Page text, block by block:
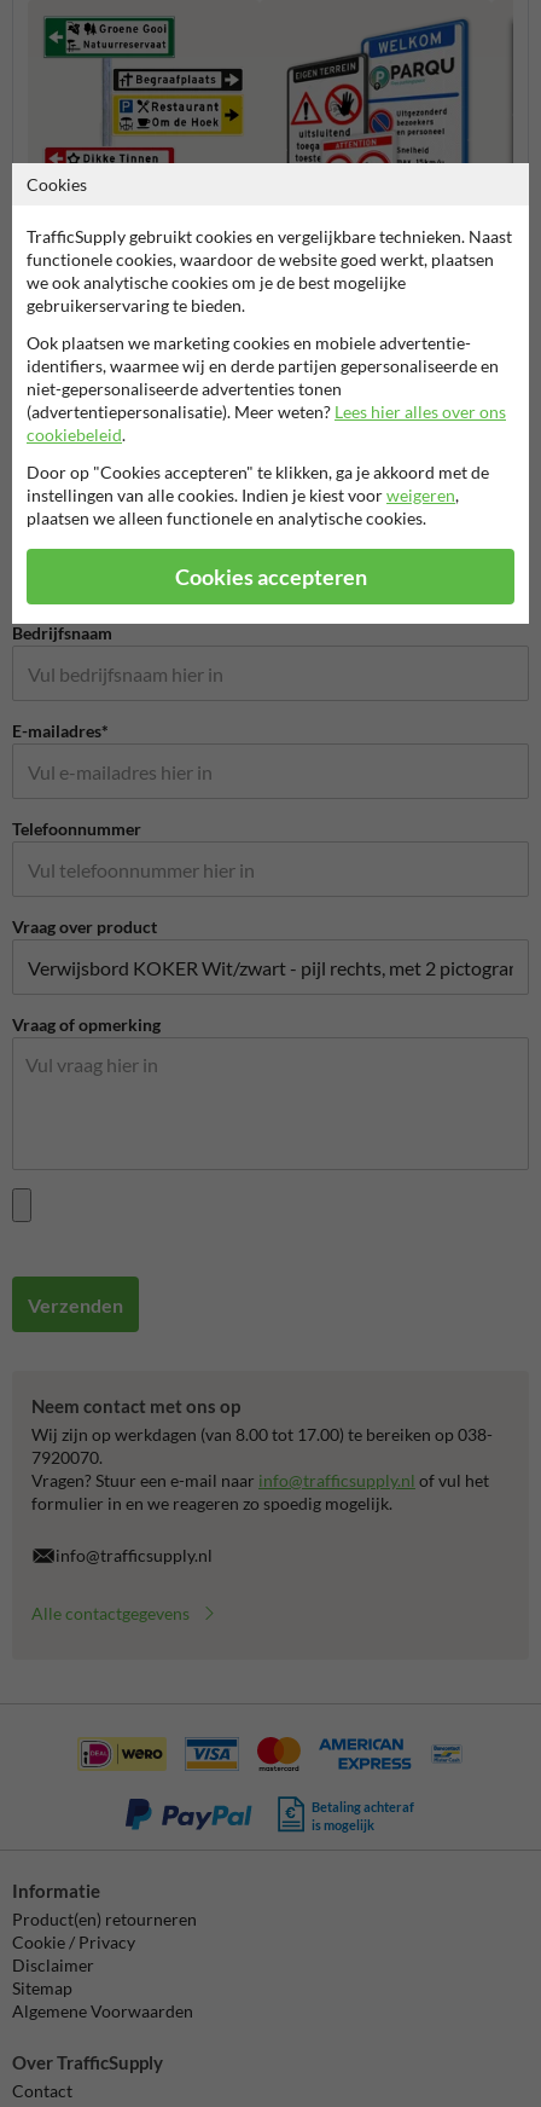
Verwijsborden KOKER
kleuren
Eigen terrein borden
Stel je vraag aan Hondenpoepbord.nl
Bedrijfsnaam
E-mailadres*
Telefoonnummer
Vraag over product
Vraag of opmerking
Verzenden
Neem contact met ons op
Wij zijn op werkdagen (van 8.00 tot 17.00) te bereiken op 038-
7920070.
Vragen? Stuur een e-mail naar info@trafficsupply.nl of vul het
formulier in en we reageren zo spoedig mogelijk.
info@trafficsupply.nl
Alle contactgegevens
Betaling achteraf
is mogelijk
Informatie
Product(en) retourneren
Cookie / Privacy
Disclaimer
Sitemap
Algemene Voorwaarden
Over TrafficSupply
Contact
Cookies
TrafficSupply gebruikt cookies en vergelijkbare technieken. Naast
functionele cookies, waardoor de website goed werkt, plaatsen
we ook analytische cookies om je de best mogelijke
gebruikerservaring te bieden.
Ook plaatsen we marketing cookies en mobiele advertentie-
identifiers, waarmee wij en derde partijen gepersonaliseerde en
niet-gepersonaliseerde advertenties tonen
(advertentiepersonalisatie). Meer weten? Lees hier alles over ons
cookiebeleid.
Door op "Cookies accepteren" te klikken, ga je akkoord met de
instellingen van alle cookies. Indien je kiest voorweigeren,
plaatsen we alleen functionele en analytische cookies.
Cookies accepteren